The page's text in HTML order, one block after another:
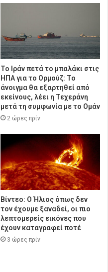
Το Ιράν πετά το μπαλάκι στις
ΗΠΑ για το Ορμούζ: Το
άνοιγμα θα εξαρτηθεί από
εκείνους, λέει η Τεχεράνη
μετά τη συμφωνία με το Ομάν
2 ώρες πρίν
Βίντεο: Ο Ήλιος όπως δεν
τον έχουμε ξαναδεί, οι πιο
λεπτομερείς εικόνες που
έχουν καταγραφεί ποτέ
3 ώρες πρίν